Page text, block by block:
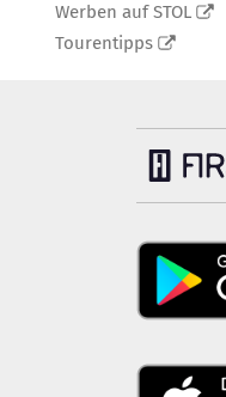
Werben auf STOL
Tourentipps